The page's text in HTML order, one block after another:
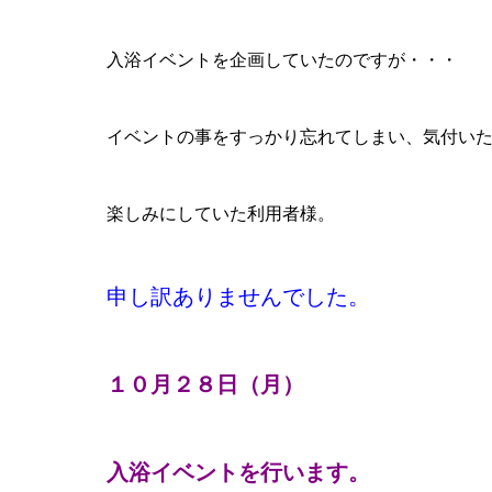
入浴イベントを企画していたのですが・・・
イベントの事をすっかり忘れてしまい、気付い
楽しみにしていた利用者様。
申し訳ありませんでした。
１０月２８日（月）
入浴イベントを行います。